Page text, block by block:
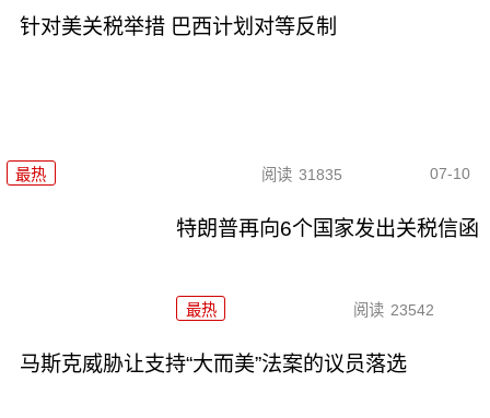
针对美关税举措 巴西计划对等反制
最热 阅读 31835 07-10
特朗普再向6个国家发出关税信函
最热 阅读 23542
马斯克威胁让支持“大而美”法案的议员落选